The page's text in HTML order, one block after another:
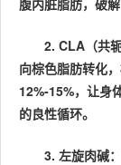
2. CLA（共
向棕色脂肪转化
12%-15%，让身
的良性循环。
3. 左旋肉碱